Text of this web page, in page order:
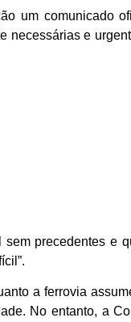
um comunicado
necessárias e
precedentes e
a ferrovia
No entanto, a